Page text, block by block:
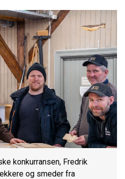
konkurransen, Fredrik
og smeder fra